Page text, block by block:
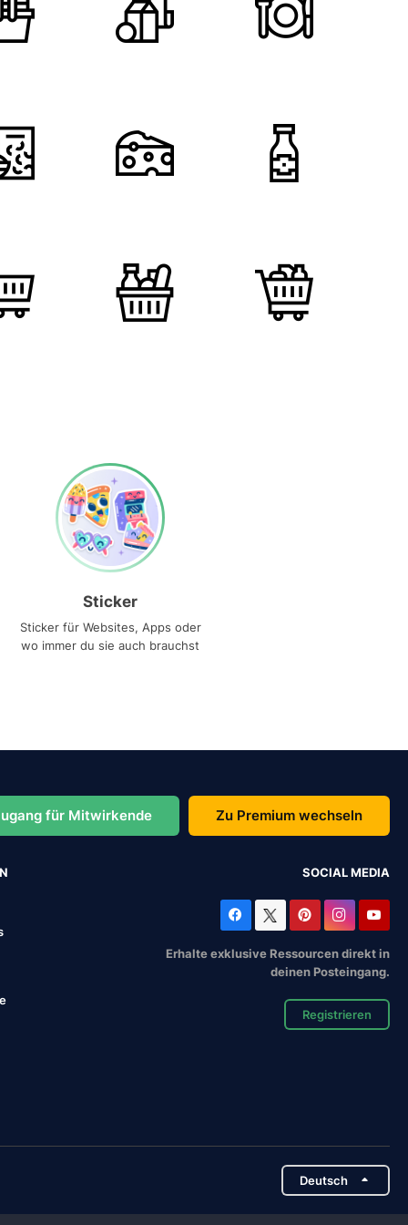
Sticker
Sticker für Websites, Apps oder
wo immer du sie auch brauchst
für Mitwirkende Zu Premium wechseln
SOCIAL MEDIA
Erhalte exklusive Ressourcen direkt in
deinen Posteingang.
Registrieren
Deutsch